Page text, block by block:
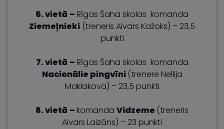
6. vietā – Rīgas Šaha skolas komanda
Ziemeļnieki (treneris Aivars Kažoks) – 23,5
punkti
7. vietā – Rīgas Šaha skolas komanda
Nacionālie pingvīni (trenere Nellija
Maklakova) – 23,5 punkti
8. vietā – komanda Vidzeme (treneris
Aivars Laizāns) – 23 punkti